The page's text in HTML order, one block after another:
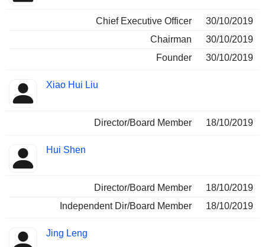
Chief Executive Officer
30/10/2019
Chairman
30/10/2019
Founder
30/10/2019
Xiao Hui Liu
Director/Board Member 18/10/2019
Hui Shen
Director/Board Member
18/10/2019
Independent Dir/Board Member
18/10/2019
Jing Leng